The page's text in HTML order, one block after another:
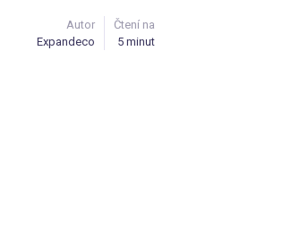
Autor
Expandeco
Čtení na
5 minut